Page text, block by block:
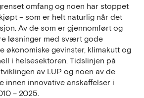
omfang og noen har stoppet
– som er helt naturlig når det
Av de som er gjennomført og
løsninger med svært gode
økonomiske gevinster, klimakutt og
i helsesektoren. Tidslinjen på
av LUP og noen av de
innen innovative anskaffelser i
– 2025.